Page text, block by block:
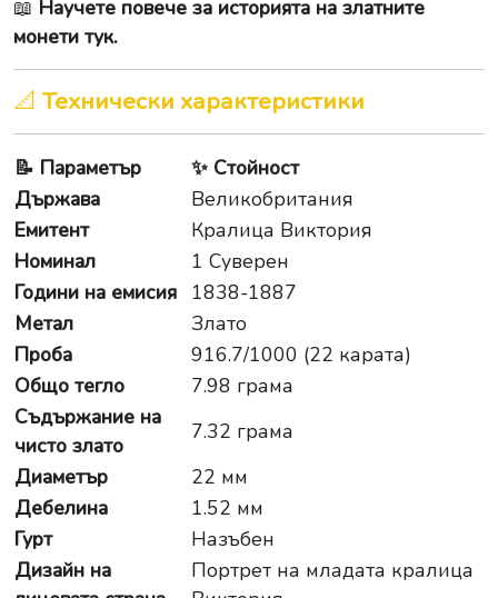
📖 Научете повече за историята на златните
монети тук.
📐 Технически характеристики
📝 Параметър ✨ Стойност
Държава
Великобритания
Емитент
Кралица Виктория
Номинал
1 Суверен
Години на емисия 1838-1887
Метал
Злато
Проба
916.7/1000 (22 карата)
Общо тегло
7.98 грама
Съдържание на
чисто злато
7.32 грама
Диаметър
22 мм
Дебелина
1.52 мм
Гурт
Назъбен
Дизайн на
Портрет на младата кралица